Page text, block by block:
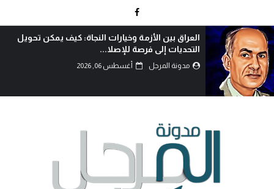
تحويل الوطنجية… عندما يُستغل علم العراق
مدونة المرجل